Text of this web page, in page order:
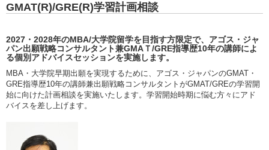
GMAT(R)/GRE(R)学習計画相談
2027・2028年のMBA/大学院留学を目指す方限定で、アゴス・ジャ
パン出願戦略コンサルタント兼GMAＴ/GRE指導歴10年の講師によ
る個別アドバイスセッションを実施します。
MBA・大学院早期出願を実現するために、アゴス・ジャパンのGMAT・
GRE指導歴10年の講師兼出願戦略コンサルタントがGMAT/GREの学習開
始に向けた計画相談を実施いたします。学習開始時期に悩む方々にアド
バイスを差し上げます。